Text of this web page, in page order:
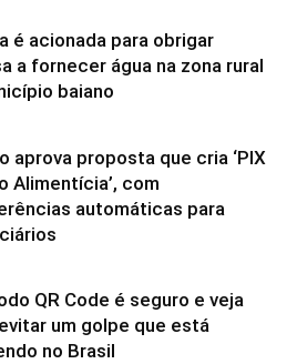
é acionada para obrigar
a fornecer água na zona rural
baiano
aprova proposta que cria ‘PIX
Alimentícia’, com
automáticas para
QR Code é seguro e veja
um golpe que está
no Brasil